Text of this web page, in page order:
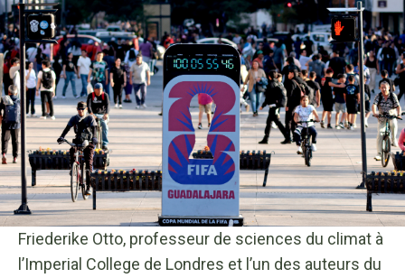
Friederike Otto, professeur de sciences du climat à
l’Imperial College de Londres et l’un des auteurs du